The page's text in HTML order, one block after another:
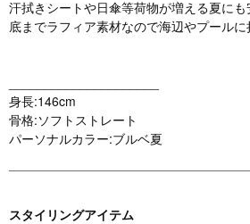
汗拭きシートや日傘等荷物が増える夏にも
底までラフィア素材なので海辺やプール
身長:146cm
骨格:ソフトストレート
パーソナルカラー:ブルベ夏
スタイリングアイテム